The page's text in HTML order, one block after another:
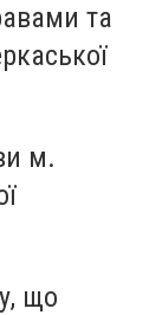
та
м.
що